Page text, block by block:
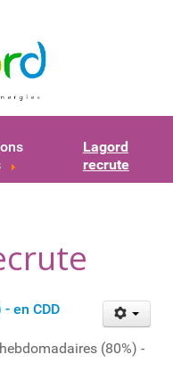
Lagord
recrute
en CDD
(80%) -